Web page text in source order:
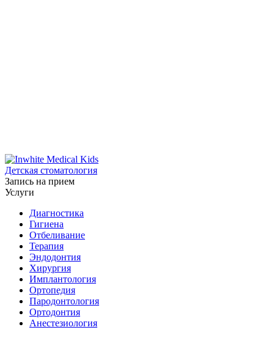
Детская стоматология
Запись на прием
Услуги
Диагностика
Гигиена
Отбеливание
Терапия
Эндодонтия
Хирургия
Имплантология
Ортопедия
Пародонтология
Ортодонтия
Анестезиология